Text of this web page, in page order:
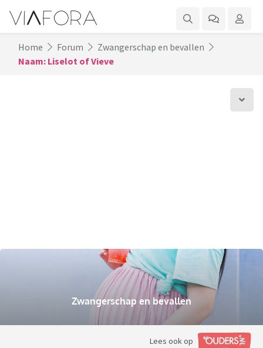
Home Forum
Zwangerschap en bevallen
Naam: Liselot of Vieve
Zwangerschap en bevallen
Lees ook op